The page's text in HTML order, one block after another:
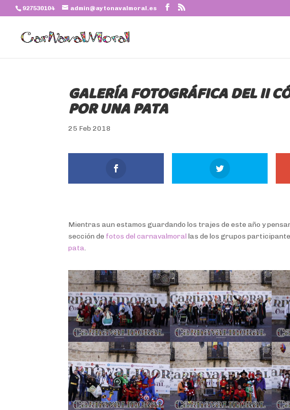
927530104 admin@aytonavalmoral.es
GALERÍA FOTOGRÁFICA DEL II
POR UNA PATA
25 Feb 2018
Mientras aun estamos guardando los trajes de este año y
sección de fotos del carnavalmoral las de los grupos
pata.
Facebook
Twitter Gmail
Pinterest
Facebook
Twitter Gmail
Pinterest
Facebook Facebook